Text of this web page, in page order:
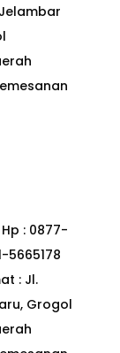
: 0877-
5665178
: Jl.
Grogol